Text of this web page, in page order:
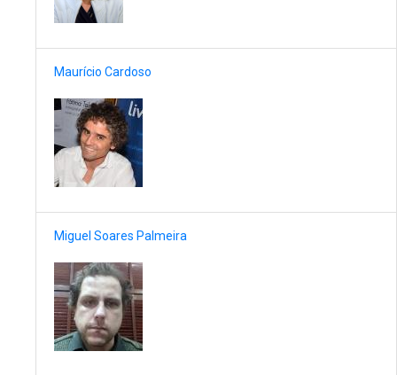
Maurício Cardoso
Miguel Soares Palmeira